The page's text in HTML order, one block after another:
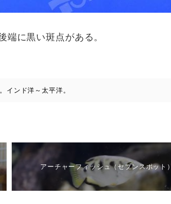
端に黒い斑点がある。
インド洋～太平洋。
アーチャーフィッシュ（セブンスポット）